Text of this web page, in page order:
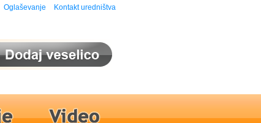
Oglaševanje Kontakt uredništva